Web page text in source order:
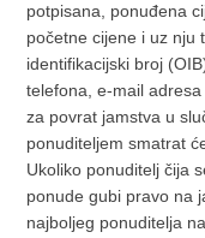
potpisana, ponuđena
početne cijene i uz nju
identifikacijski broj
telefona, e-mail
za povrat jamstva u
ponuditeljem smatrat
Ukoliko ponuditelj čija
ponude gubi pravo na
najboljeg ponuditelja